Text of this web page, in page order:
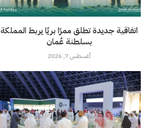
اتفاقية جديدة تطلق ممرًا بريًا يربط المملكة
بسلطنة عُمان
أغسطس 7, 2026